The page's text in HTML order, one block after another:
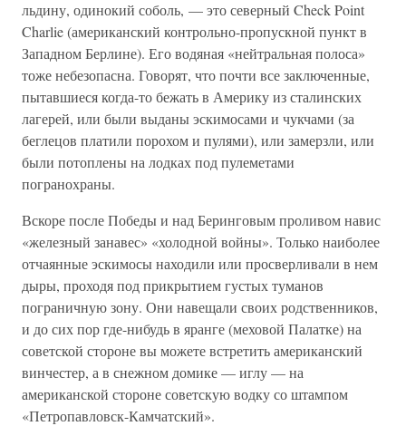
льдину, одинокий соболь, — это северный Check Point
Charlie (американский контрольно-пропускной пункт в
Западном Берлине). Его водяная «нейтральная полоса»
тоже небезопасна. Говорят, что почти все заключенные,
пытавшиеся когда-то бежать в Америку из сталинских
лагерей, или были выданы эскимосами и чукчами (за
беглецов платили порохом и пулями), или замерзли, или
были потоплены на лодках под пулеметами
погранохраны.
Вскоре после Победы и над Беринговым проливом навис
«железный занавес» «холодной войны». Только наиболее
отчаянные эскимосы находили или просверливали в нем
дыры, проходя под прикрытием густых туманов
пограничную зону. Они навещали своих родственников,
и до сих пор где-нибудь в яранге (меховой Палатке) на
советской стороне вы можете встретить американский
винчестер, а в снежном домике — иглу — на
американской стороне советскую водку со штампом
«Петропавловск-Камчатский».